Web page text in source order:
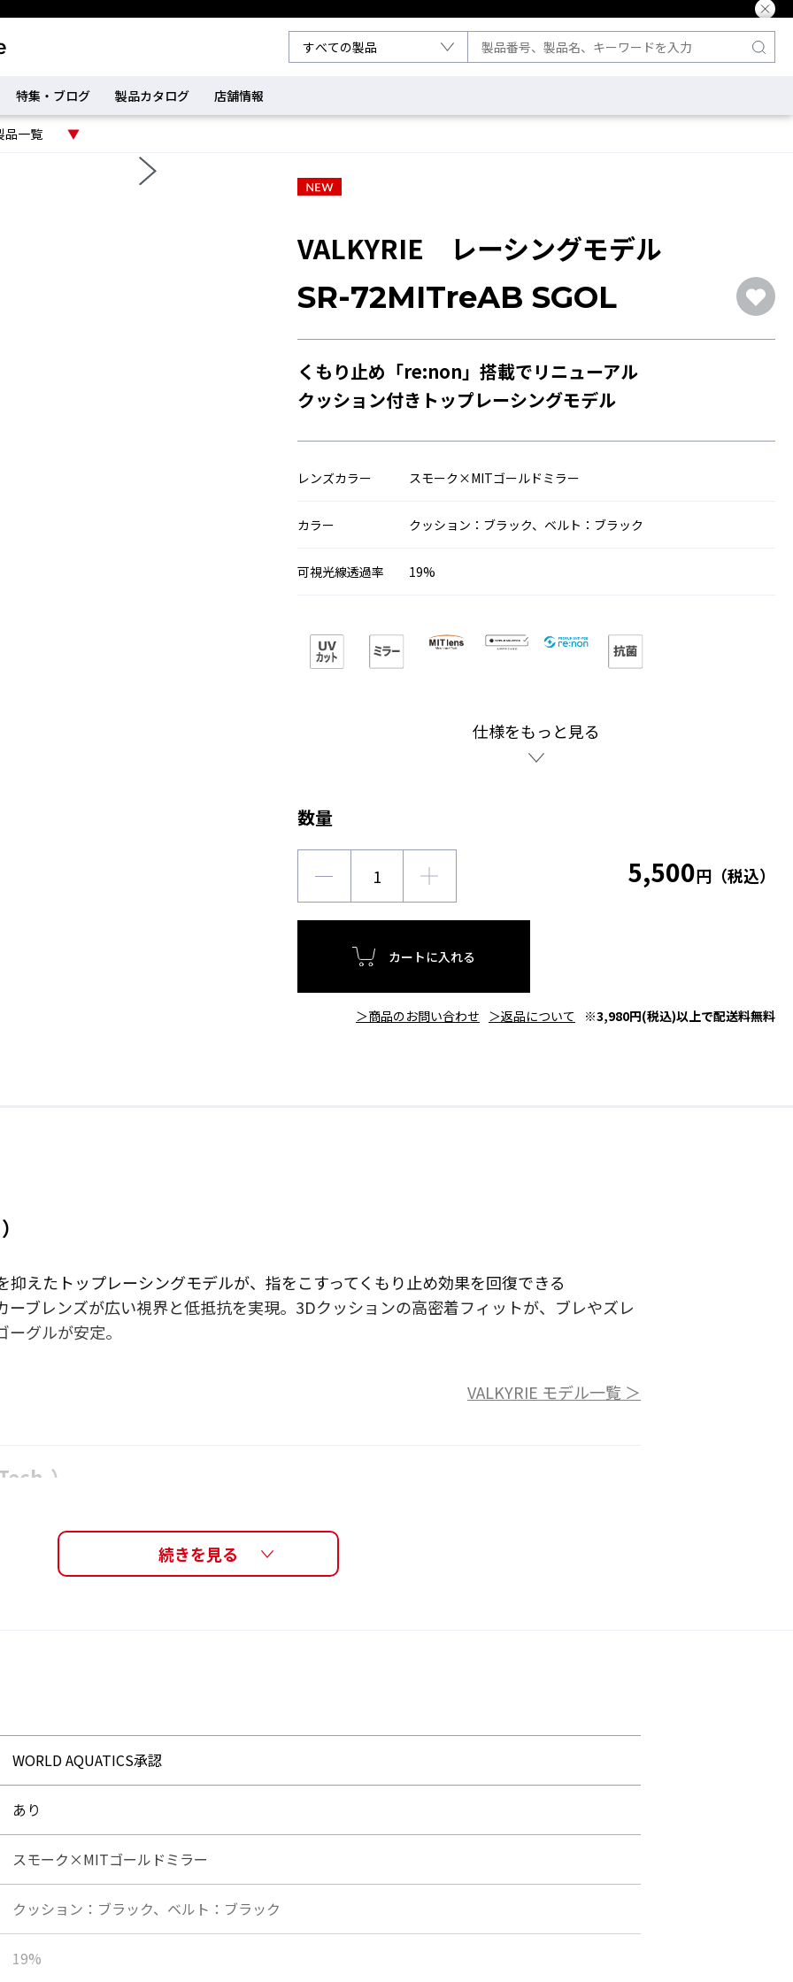
特集・ブログ 製品カタログ 店舗情報
品一覧
VALKYRIE レーシングモデル
SR-72MITreAB SGOL
くもり止め「re:non」搭載でリニューアル
クッション付きトップレーシングモデル
レンズカラー スモーク×MITゴールドミラー
カラー クッション：ブラック、ベルト：ブラック
可視光線透過率 19%
仕様をもっと見る
数量
5,500円（税込）
カートに入れる
＞商品のお問い合わせ ＞返品について ※3,980円(税込)以上で配送料無料
えたトップレーシングモデルが、指をこすってくもり止め効果を回復できる
ブレンズが広い視界と低抵抗を実現。3Dクッションの高密着フィットが、ブレやズレ
グルが安定。
VALKYRIE モデル一覧 ＞
）
剥がれないミラー
従来のミラーコーティングは、レンズ表面に加工されてい
WORLD AQUATICS承認
あり
スモーク×MITゴールドミラー
クッション：ブラック、ベルト：ブラック
19%